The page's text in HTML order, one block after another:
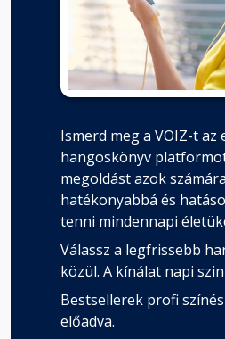
Ismerd meg a VOIZ-t az
hangoskönyv
megoldást azok
hatékonyabbá és
tenni mindennapi
Válassz a legfrissebb
közül. A kínálat napi
Bestsellerek profi
előadva.